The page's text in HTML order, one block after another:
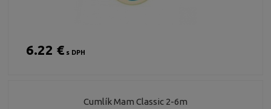
6.22 €s DPH
Cumlík Mam Classic 2-6m